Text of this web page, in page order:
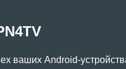
ваших Android-